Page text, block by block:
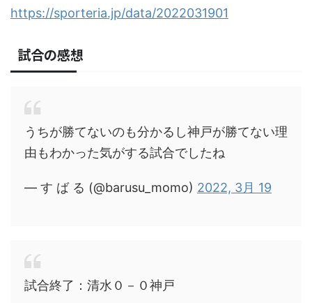
https://sporteria.jp/data/2022031901
試合の感想
うちが勝てないのも分かるし神戸が勝てない理
由もわかった気がする試合でしたね
— す ば る (@barusu_momo) 2022, 3月 19
試合終了：清水０－０神戸